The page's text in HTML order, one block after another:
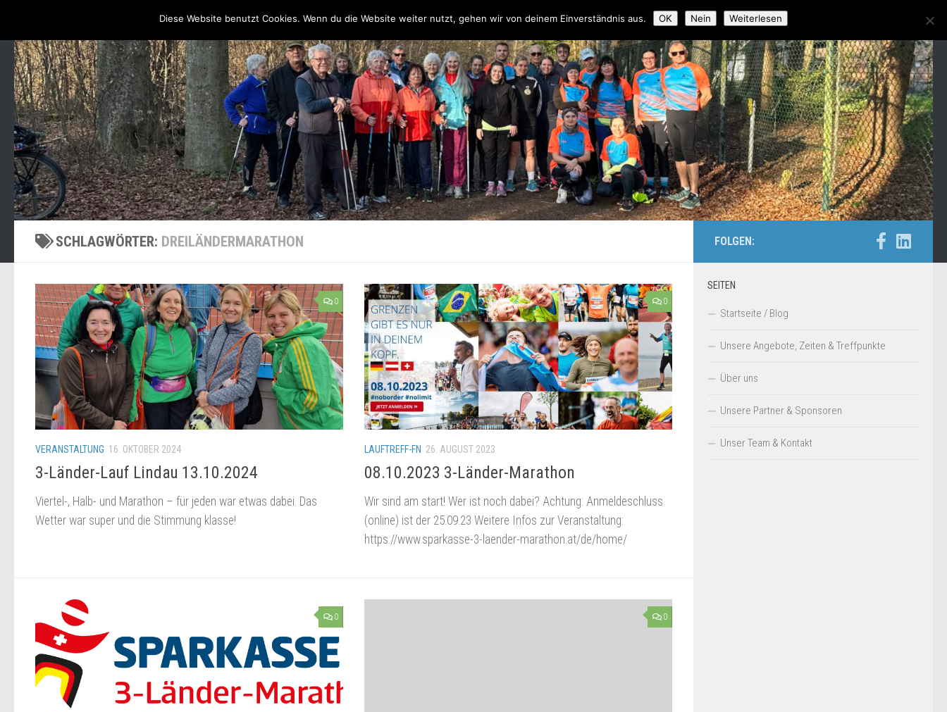
Unsere Angebote, Zeiten & Treffpunkte Über uns Unsere Partner & Sponsoren Unser Team & Kontakt
SCHLAGWÖRTER: DREILÄNDERMARATHON
0
VERANSTALTUNG 16. OKTOBER 2024
3-Länder-Lauf Lindau 13.10.2024
Viertel-, Halb- und Marathon – für jeden war etwas dabei. Das
Wetter war super und die Stimmung klasse!
0
LAUFTREFF-FN 26. AUGUST 2023
08.10.2023 3-Länder-Marathon
Wir sind am start! Wer ist noch dabei? Achtung: Anmeldeschluss
(online) ist der 25.09.23 Weitere Infos zur Veranstaltung:
https://www.sparkasse-3-laender-marathon.at/de/home/
0 0
FOLGEN:
SEITEN
Startseite / Blog
Unsere Angebote, Zeiten & Treffpunkte
Über uns
Unsere Partner & Sponsoren
Unser Team & Kontakt
Diese Website benutzt Cookies. Wenn du die Website weiter nutzt, gehen wir von deinem Einverständnis aus. OK Nein Weiterlesen